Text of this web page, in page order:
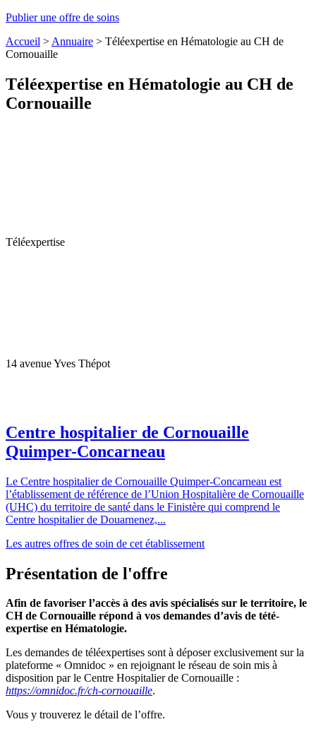
Publier une offre de soins
Accueil > Annuaire > Téléexpertise en Hématologie au CH de
Cornouaille
Téléexpertise en Hématologie au CH de
Cornouaille
Téléexpertise
14 avenue Yves Thépot
Centre hospitalier de Cornouaille
Quimper-Concarneau
Le Centre hospitalier de Cornouaille Quimper-Concarneau est
l’établissement de référence de l’Union Hospitalière de Cornouaille
(UHC) du territoire de santé dans le Finistère qui comprend le
Centre hospitalier de Douarnenez,...
Les autres offres de soin de cet établissement
Présentation de l'offre
Afin de favoriser l’accès à des avis spécialisés sur le territoire, le
CH de Cornouaille répond à vos demandes d’avis de tété-
expertise en Hématologie.
Les demandes de téléexpertises sont à déposer exclusivement sur la
plateforme « Omnidoc » en rejoignant le réseau de soin mis à
disposition par le Centre Hospitalier de Cornouaille :
https://omnidoc.fr/ch-cornouaille.
Vous y trouverez le détail de l’offre.